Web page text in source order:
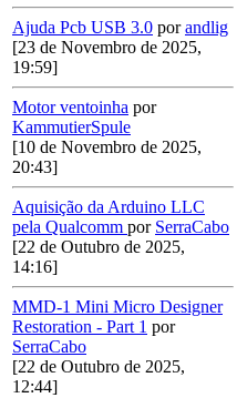
Ajuda Pcb USB 3.0 porandlig
[23 de Novembro de 2025,
19:59]
Motor ventoinha por
KammutierSpule
[10 de Novembro de 2025,
20:43]
Aquisição da Arduino LLC
pela Qualcomm por SerraCabo
[22 de Outubro de 2025,
14:16]
MMD-1 Mini Micro Designer
Restoration - Part 1 por
SerraCabo
[22 de Outubro de 2025,
12:44]